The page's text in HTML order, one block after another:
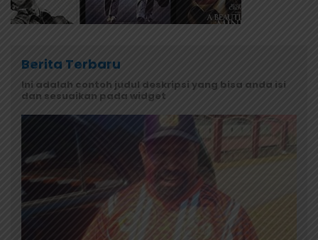
Berita Terbaru
Ini adalah contoh judul deskripsi yang bisa anda isi
dan sesuaikan pada widget